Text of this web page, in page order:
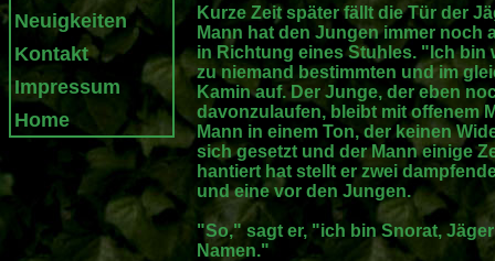
Neuigkeiten
Kontakt
Impressum
Home
Kurze Zeit später fällt die Tür der
Mann hat den Jungen immer
in Richtung eines Stuhles. "Ich bin
zu niemand bestimmten und im
Kamin auf. Der Junge, der eben
davonzulaufen, bleibt mit offenem
Mann in einem Ton, der keinen
sich gesetzt und der Mann einige
hantiert hat stellt er zwei
und eine vor den Jungen.
"So," sagt er, "ich bin Snorat,
Namen."